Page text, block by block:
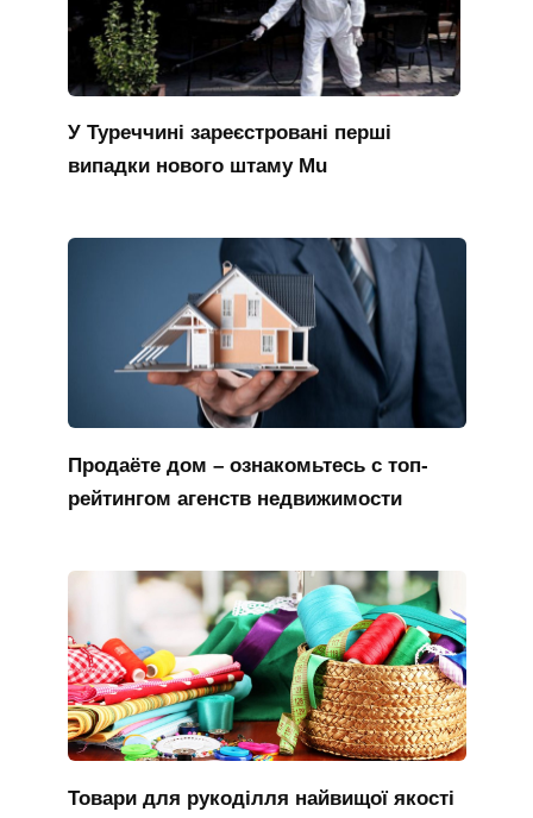
У Туреччині зареєстровані перші
випадки нового штаму Mu
Продаёте дом – ознакомьтесь с топ-
рейтингом агенств недвижимости
Товари для рукоділля найвищої якості